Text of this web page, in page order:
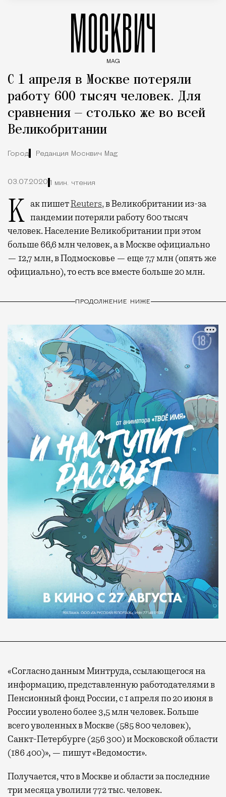
МОСКВИЧ
MAG
С 1 апреля в Москве потеряли
работу 600 тысяч человек. Для
сравнения — столько же во всей
Великобритании
Город Редакция Москвич Mag
03.07.2020 1 мин. чтения
Как пишетReuters,в Великобритании из-за
пандемии потеряли работу 600 тысяч
человек. Население Великобритании при этом
больше 66,6 млн человек, а в Москве официально
— 12,7 млн, в Подмосковье — еще 7,7 млн (опять же
официально), то есть все вместе больше 20 млн.
ПРОДОЛЖЕНИЕ НИЖЕ
«Согласно данным Минтруда, ссылающегося на
информацию, представленную работодателями в
Пенсионный фонд России, с 1 апреля по 20 июня в
России уволено более 3,5 млн человек. Больше
всего уволенных в Москве (585 800 человек),
Санкт-Петербурге (256 300) и Московской области
(186 400)», — пишут «Ведомости».
Получается, что в Москве и области за последние
три месяца уволили 772 тыс. человек.